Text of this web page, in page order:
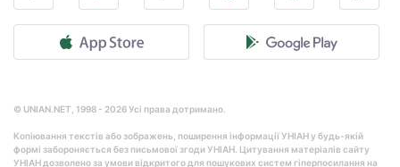
© UNIAN.NET, 1998 - 2026 Усі права дотримано.
Копіювання текстів або зображень, поширення інформації УНІАН у будь-якій
формі забороняється без письмової згоди УНІАН. Цитування матеріалів сайту
УНІАН дозволено за умови відкритого для пошукових систем гіперпосилання на